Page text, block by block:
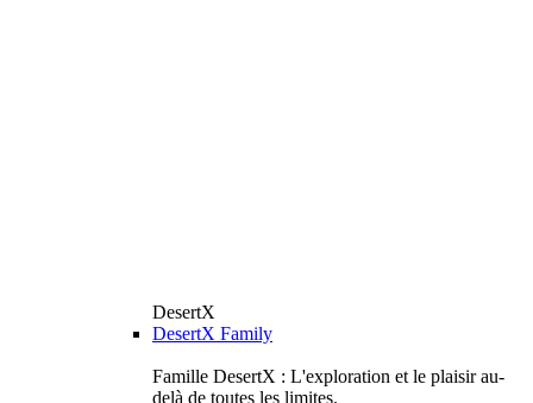
DesertX
DesertX Family
Famille DesertX : L'exploration et le plaisir au-
delà de toutes les limites.